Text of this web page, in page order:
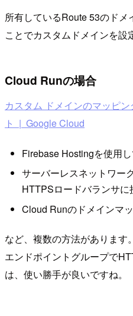
所有しているRoute 53のド
ことでカスタムドメインを設
Cloud Runの場合
カスタム ドメインのマッピ
ト | Google Cloud
Firebase Hostingを使用
サーバーレスネットワー
HTTPSロードバランサに
Cloud Runのドメインマ
など、複数の方法があります
エンドポイントグループで
は、使い勝手が良いですね。